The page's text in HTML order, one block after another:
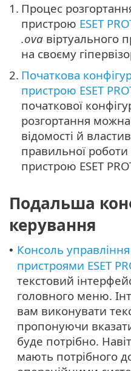
1. Процес
пристрою ESET
.ova віртуального
на своєму
2. Початкова
пристрою ESET
початкової
розгортання
відомості й
правильної роботи
пристрою ESET
Подальша
керування
• Консоль
пристроями ESET
текстовий
головного меню.
вам виконувати
пропонуючи
буде потрібно.
мають потрібного